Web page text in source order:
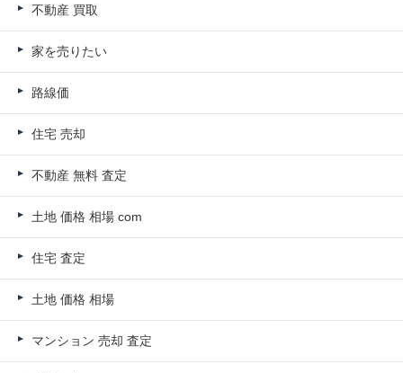
不動産 買取
家を売りたい
路線価
住宅 売却
不動産 無料 査定
土地 価格 相場 com
住宅 査定
土地 価格 相場
マンション 売却 査定